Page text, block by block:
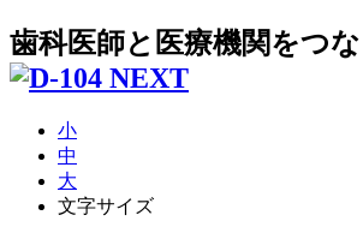
歯科医師と医療機関をつ
小
中
大
文字サイズ